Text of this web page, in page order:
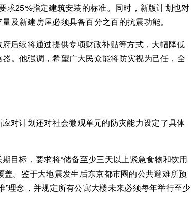
求25%指定建筑安装的标准。同时，新版计划也对
及新建房屋必须具备百分之百的抗震功能。
后续将通过提供专项财政补贴等方式，大幅降低
。他强调，希望广大民众能将防灾视为己任，全
对计划还对社会微观单元的防灾能力设定了具体
目标，要求将“储备至少三天以上紧急食物和饮用
。鉴于大地震发生后东京都市圈的公共避难所预
理念，并规定所有公寓大楼未来必须每年举行至少